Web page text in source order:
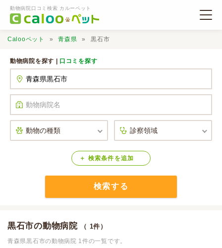
動物病院口コミ検索 カルーペット
口コミ検索
Calooペットとは？
Calooペット 青森県 黒石市
動物病院を探す | 口コミを探す
検索条件 を追加
検索する
黒石市の動物病院 （ 1件）
青森県黒石市の動物病院 1件の一覧です。